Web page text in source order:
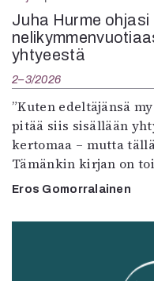
Juha Hurme ohjasi
yhtyeestä
2–3/2026
”Kuten edeltäjänsä
pitää siis sisällään
kertomaa – mutta
Tämänkin kirjan on
Eros Gomorralainen